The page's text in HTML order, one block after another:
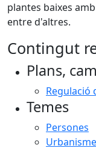
plantes baixes
entre d'altres.
Contingut
Plans,
Regulació
Temes
Persones